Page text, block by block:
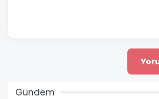
Gündem